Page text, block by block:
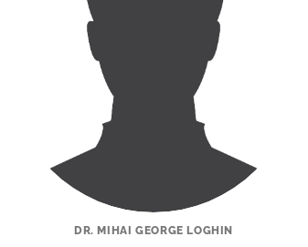
DR. MIHAI GEORGE LOGHIN